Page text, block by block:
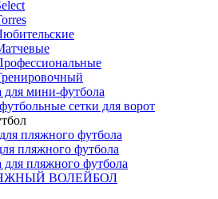
для мини-футбола
сетки для ворот
пляжного футбола
пляжного футбола
для пляжного футбола
ВОЛЕЙБОЛ